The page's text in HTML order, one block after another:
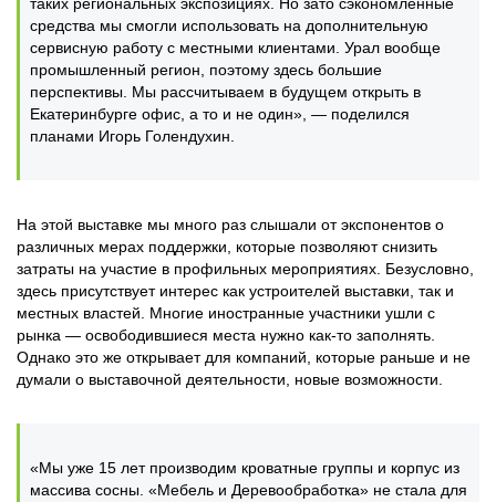
средства мы смогли использовать на дополнительную
сервисную работу с местными клиентами. Урал вообще
промышленный регион, поэтому здесь большие
перспективы. Мы рассчитываем в будущем открыть в
Екатеринбурге офис, а то и не один», — поделился
планами Игорь Голендухин.
На этой выставке мы много раз слышали от экспонентов о
различных мерах поддержки, которые позволяют снизить
затраты на участие в профильных мероприятиях. Безусловно,
здесь присутствует интерес как устроителей выставки, так и
местных властей. Многие иностранные участники ушли с
рынка — освободившиеся места нужно как-то заполнять.
Однако это же открывает для компаний, которые раньше и не
думали о выставочной деятельности, новые возможности.
«Мы уже 15 лет производим кроватные группы и корпус из
массива сосны. «Мебель и Деревообработка» не стала для